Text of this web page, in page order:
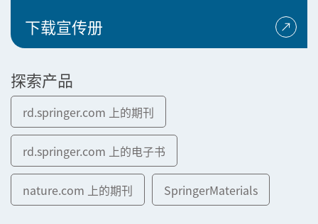
下载宣传册
探索产品
rd.springer.com 上的期刊
rd.springer.com 上的电子书
nature.com 上的期刊 SpringerMaterials